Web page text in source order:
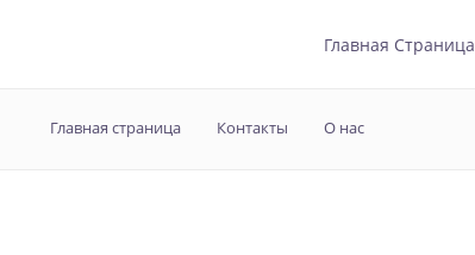
Главная Страница
Главная страница Контакты О нас